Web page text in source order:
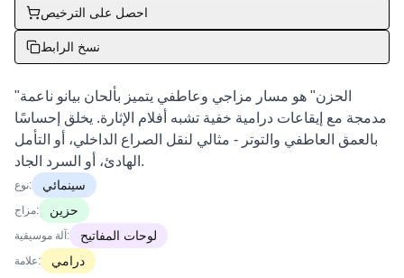
احصل على الترخيص
نسخ الرابط
"الحزن" هو مسار مزاجي وعاطفي يتميز بألحان بيانو ناعمة
مدمجة مع إيقاعات درامية خفية تشبه أفلام الإثارة. يخلق إحساسًا
بالعمق العاطفي والتوتر - مثالي لنقل الصراع الداخلي، أو التأمل
الهادئ، أو السرد الجاد.
نوع: سينمائي
مزاج: حزين
آلة موسيقية: لوحات المفاتيح
علامة: درامي